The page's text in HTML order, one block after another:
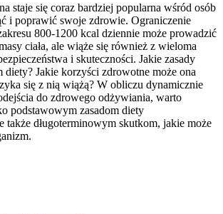
staje się coraz bardziej popularna wśród osób
i poprawić swoje zdrowie. Ograniczenie
800-1200 kcal dziennie może prowadzić
ciała, ale wiąże się również z wieloma
i skuteczności. Jakie zasady
diety? Jakie korzyści zdrowotne może ona
się z nią wiążą? W obliczu dynamicznie
do zdrowego odżywiania, warto
podstawowym zasadom diety
także długoterminowym skutkom, jakie może